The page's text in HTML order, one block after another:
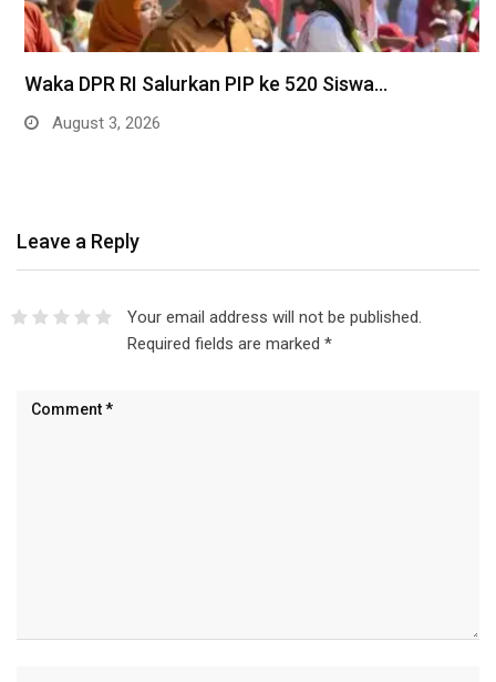
Waka DPR RI Salurkan PIP ke 520 Siswa…
August 3, 2026
Leave a Reply
Your email address will not be published.
Required fields are marked *